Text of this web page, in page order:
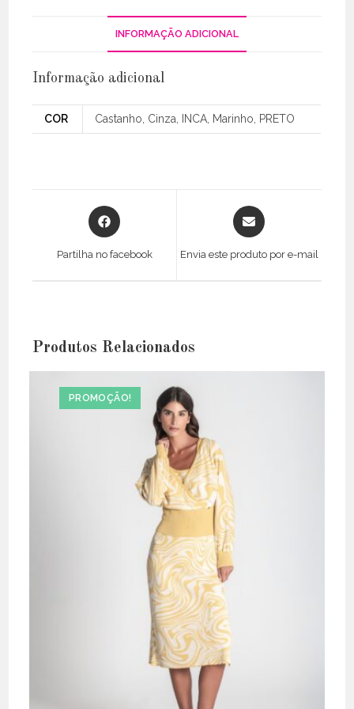
INFORMAÇÃO ADICIONAL
Informação adicional
COR Castanho, Cinza, INCA, Marinho, PRETO
Opens
in
Partilha no facebook
Opens
in
Envia este produto por e-mail
Produtos Relacionados
PROMOÇÃO!